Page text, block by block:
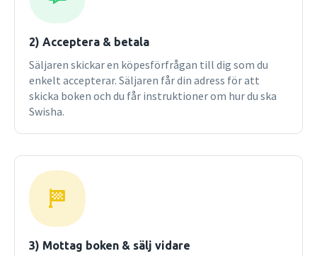
sjuksköterskan. I denna del avhandlas teoretiska perspektiv
på omvårdnad, dokumentation och klassifikation, kvalitet
och kvalitetsutveckling, organisation samt
till rabatterat pris.
2) Acceptera & betala
Säljaren skickar en köpesförfrågan till dig som du
enkelt accepterar. Säljaren får din adress för att
skicka boken och du får instruktioner om hur du ska
Swisha.
3) Mottag boken & sälj vidare